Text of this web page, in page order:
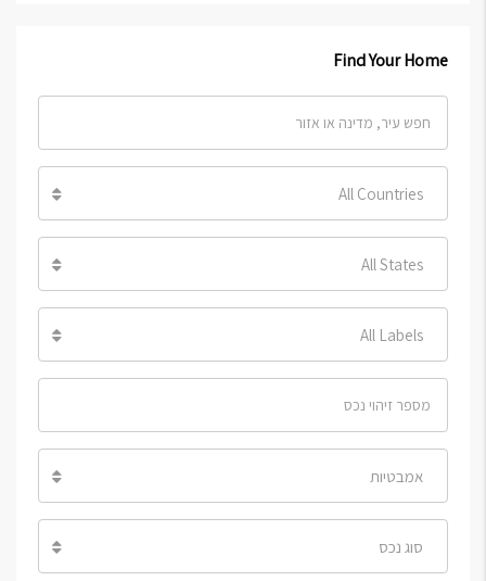
Find Your Home
All Countries
All States
All Labels
אמבטיות
סוג נכס